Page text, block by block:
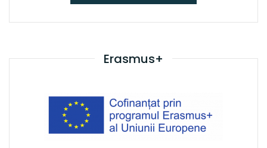
Erasmus+